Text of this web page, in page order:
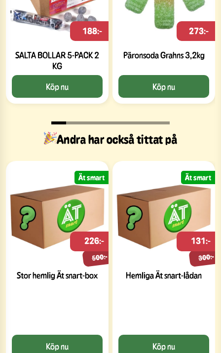
SALTA BOLLAR 5-PACK 2
KG
188:-
Köp nu
Päronsoda Grahns 3,2kg
273:-
Köp nu
Andra har också tittat på
Stor hemlig Ät snart-box
500:-
226:-
Köp nu
Ät smart
Hemliga Ät snart-lådan
300:-
131:-
Köp nu
Ät smart